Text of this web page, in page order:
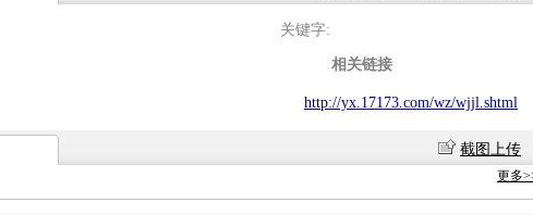
关键字:
相关链接
http://yx.17173.com/wz/wjjl.shtml
截图上传
更多